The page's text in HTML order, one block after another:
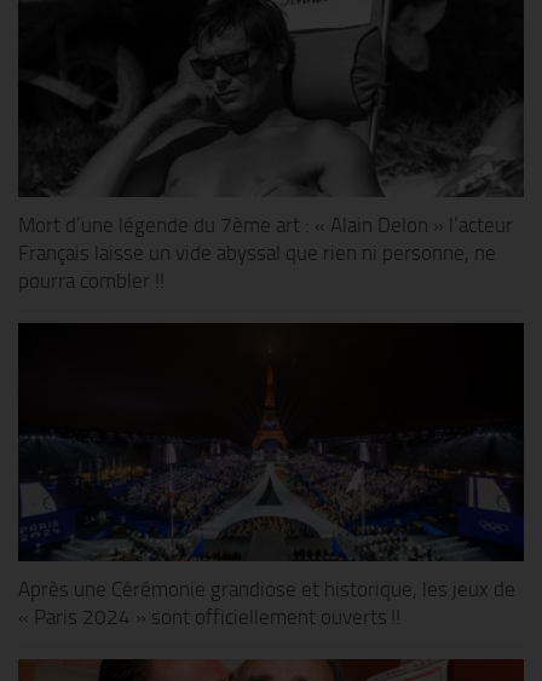
Mort d’une légende du 7ème art : « Alain Delon » l’acteur
Français laisse un vide abyssal que rien ni personne, ne
pourra combler !!
Après une Cérémonie grandiose et historique, les jeux de
« Paris 2024 » sont officiellement ouverts !!